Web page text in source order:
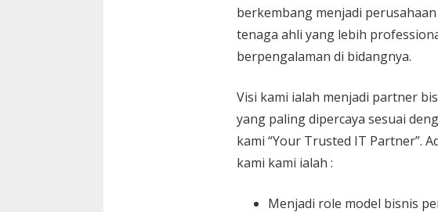
berkembang menjadi
tenaga ahli yang lebih
berpengalaman di bidangnya.
Visi kami ialah menjadi partner
yang paling dipercaya sesuai
kami “Your Trusted IT Partner”.
kami kami ialah :
Menjadi role model bisnis